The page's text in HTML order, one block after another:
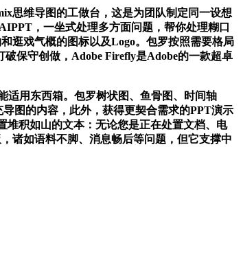
思维导图的工做台，这是为团队制定同一设想
，一坐式处理多方面问题，帮你处理糊口
逛戏气概的图标以及Logo。包罗按照需要格局
保守创做，Adobe Firefly是Adobe的一款超卓
用东西箱。包罗树状图、鱼骨图、时间轴
图的内容，此外，获得更契合需求的PPT演示
堆积如山的文本：无论您是正在处置文档、电
诸如语料不脚、消息畅后等问题，但它支撑中